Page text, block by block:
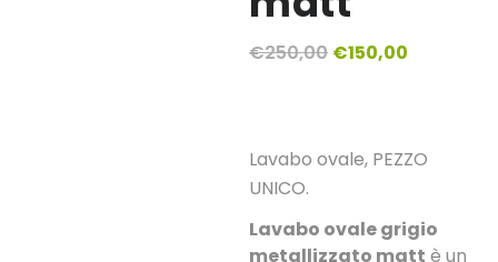
€250,00 Il
€250,00.
€150,00
€150,00.
Lavabo ovale, PEZZO
UNICO.
Lavabo ovale grigio
metallizzato matt è un